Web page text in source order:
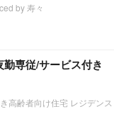
by 寿々
勤専従/サービス付き
高齢者向け住宅 レジデンス